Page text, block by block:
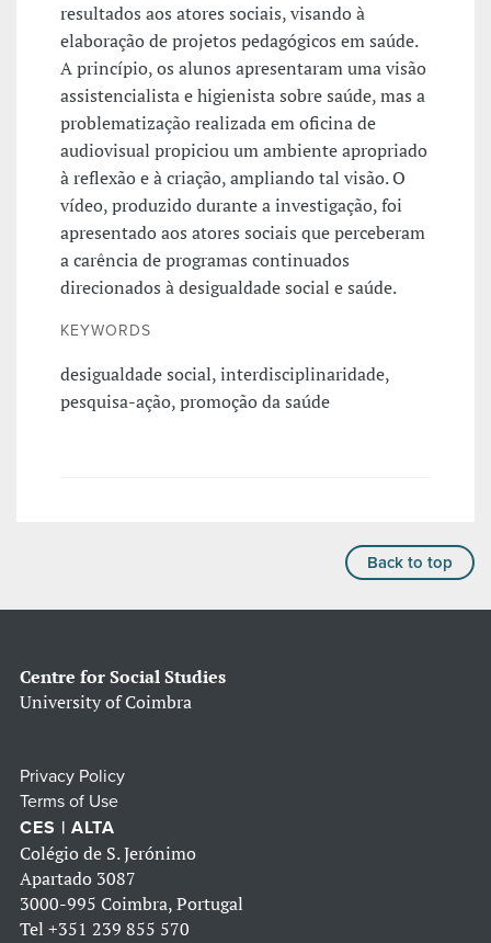
resultados aos atores sociais, visando à
elaboração de projetos pedagógicos em saúde.
A princípio, os alunos apresentaram uma visão
assistencialista e higienista sobre saúde, mas a
problematização realizada em oficina de
audiovisual propiciou um ambiente apropriado
à reflexão e à criação, ampliando tal visão. O
vídeo, produzido durante a investigação, foi
apresentado aos atores sociais que perceberam
a carência de programas continuados
direcionados à desigualdade social e saúde.
KEYWORDS
desigualdade social, interdisciplinaridade,
pesquisa-ação, promoção da saúde
Back to top
Centre for Social Studies
University of Coimbra
Privacy Policy
Terms of Use
CES | ALTA
Colégio de S. Jerónimo
Apartado 3087
3000-995 Coimbra, Portugal
Tel +351 239 855 570